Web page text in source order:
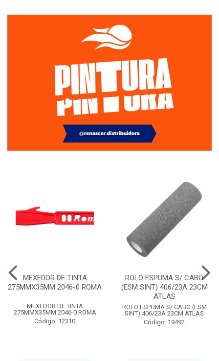
MEXEDOR DE TINTA
275MMX35MM 2046-0 ROMA
MEXEDOR DE TINTA
275MMX35MM 2046-0 ROMA
Código: 12310
ROLO ESPUMA S/ CABO
(ESM SINT) 406/23A 23CM
ATLAS
ROLO ESPUMA S/ CABO (ESM
SINT) 406/23A 23CM ATLAS
Código: 19492